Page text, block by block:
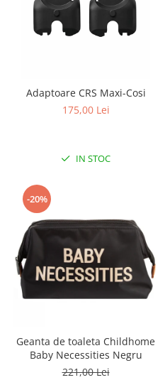
Adaptoare CRS Maxi-Cosi
175,00 Lei
IN STOC
-20%
Geanta de toaleta Childhome
Baby Necessities Negru
221,00 Lei